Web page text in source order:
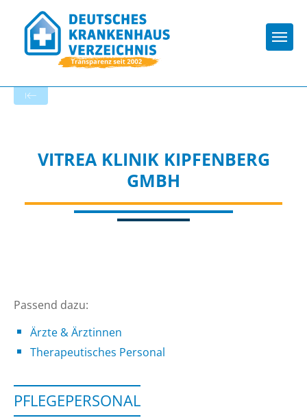
VITREA KLINIK KIPFENBERG
GMBH
Passend dazu:
Ärzte & Ärztinnen
Therapeutisches Personal
PFLEGEPERSONAL